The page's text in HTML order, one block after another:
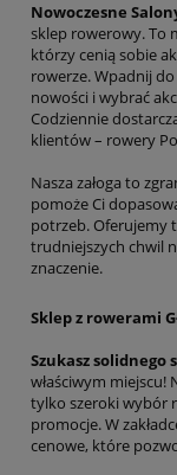
Nowoczesne
sklep rowerowy. To
którzy cenią sobie
rowerze. Wpadnij
nowości i wybrać
Codziennie
klientów – rowery
Nasza załoga to
pomoże Ci
potrzeb. Oferujemy
trudniejszych chwil
znaczenie.
Sklep z rowerami
Szukasz solidnego
właściwym
tylko szeroki wybór
promocje. W
cenowe, które